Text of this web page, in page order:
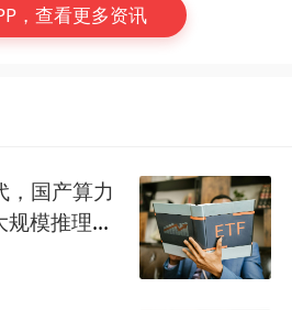
，查看更多资讯
，国产算力
模推理需